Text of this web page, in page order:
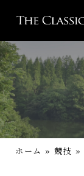
ホーム » 競技 »